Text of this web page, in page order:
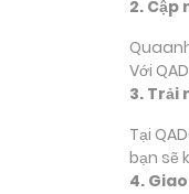
2.
Với
3. Trải
Tại
bạn sẽ
4.